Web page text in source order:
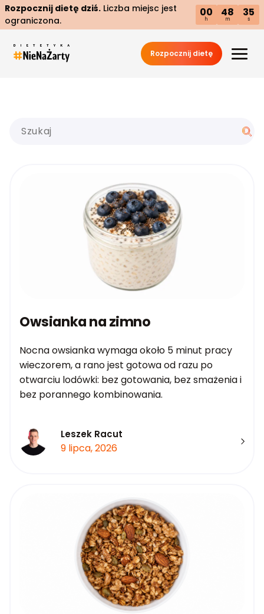
Rozpocznij dietę dziś. Liczba miejsc jest
ograniczona.
00
h
48
m
34
s
Rozpocznij dietę
Owsianka na zimno
Nocna owsianka wymaga około 5 minut pracy
wieczorem, a rano jest gotowa od razu po
otwarciu lodówki: bez gotowania, bez smażenia i
bez porannego kombinowania.
Leszek Racut
9 lipca, 2026